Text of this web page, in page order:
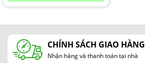
LÂM ĐỒNG
VĨNH PHÚC CHÍNH SÁCH GIAO HÀNG
Nhận hàng và thanh toán tại nhà